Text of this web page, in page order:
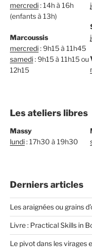
mercredi: 14h à 16h
(enfants à 13h)
Marcoussis
mercredi: 9h15 à 11h45
samedi: 9h15 à 11h15 ou
12h15
Les ateliers libres
Massy
lundi: 17h30 à 19h30
Derniers articles
Les araignées ou grains
Livre : Practical Skills in
Le pivot dans les virages